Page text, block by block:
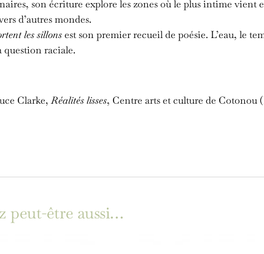
son écriture explore les zones où le plus intime vient
d’autres mondes.
les sillonsest son premier recueil de poésie. L’eau, le
question raciale.
Clarke,Réalités lisses, Centre arts et culture de Cotonou
peut-être aussi…